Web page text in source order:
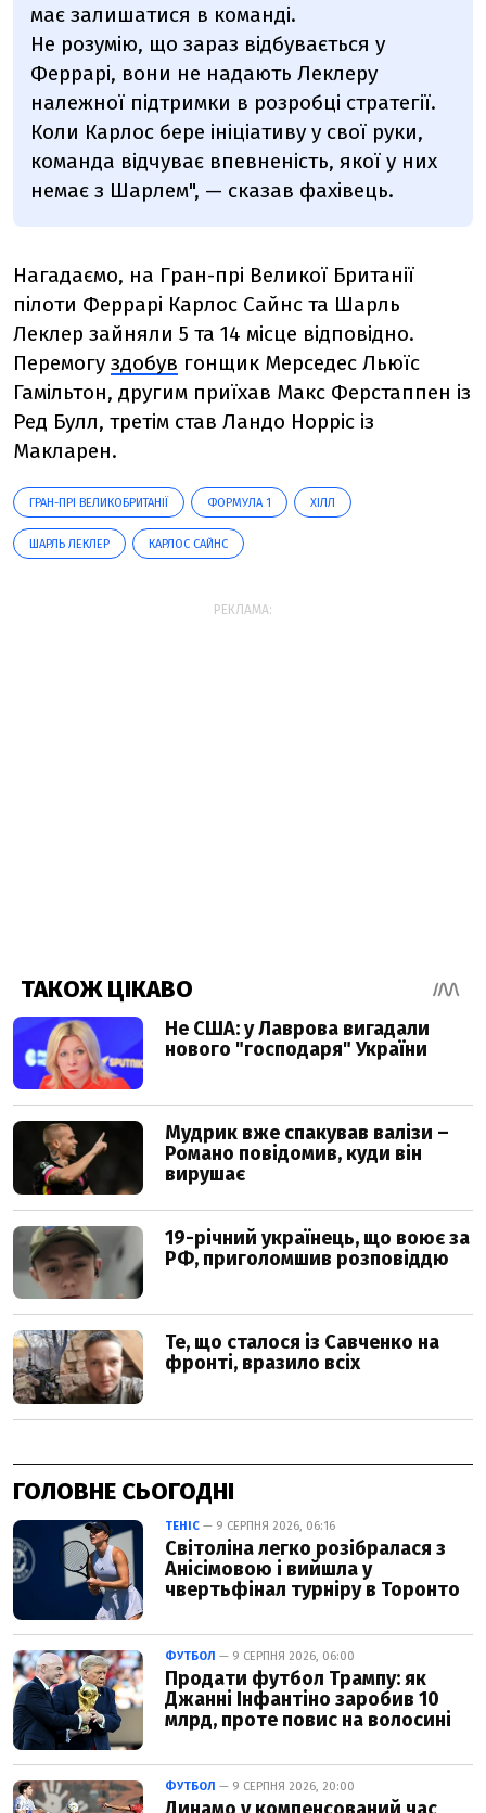
має залишатися в команді.
Не розумію, що зараз відбувається у
Феррарі, вони не надають Леклеру
належної підтримки в розробці стратегії.
Коли Карлос бере ініціативу у свої руки,
команда відчуває впевненість, якої у них
немає з Шарлем", — сказав фахівець.
Нагадаємо, на Гран-прі Великої Британії
пілоти Феррарі Карлос Сайнс та Шарль
Леклер зайняли 5 та 14 місце відповідно.
Перемогу здобув гонщик Мерседес Льюїс
Гамільтон, другим приїхав Макс Ферстаппен із
Ред Булл, третім став Ландо Норріс із
Макларен.
ГРАН-ПРІ ВЕЛИКОБРИТАНІЇ ФОРМУЛА 1 ХІЛЛ
ШАРЛЬ ЛЕКЛЕР КАРЛОС САЙНС
РЕКЛАМА:
ГОЛОВНЕ СЬОГОДНІ
ТЕНІС — 9 СЕРПНЯ 2026, 06:16
Світоліна легко розібралася з
Анісімовою і вийшла у
чвертьфінал турніру в Торонто
ФУТБОЛ — 9 СЕРПНЯ 2026, 06:00
Продати футбол Трампу: як
Джанні Інфантіно заробив 10
млрд, проте повис на волосині
ФУТБОЛ — 9 СЕРПНЯ 2026, 20:00